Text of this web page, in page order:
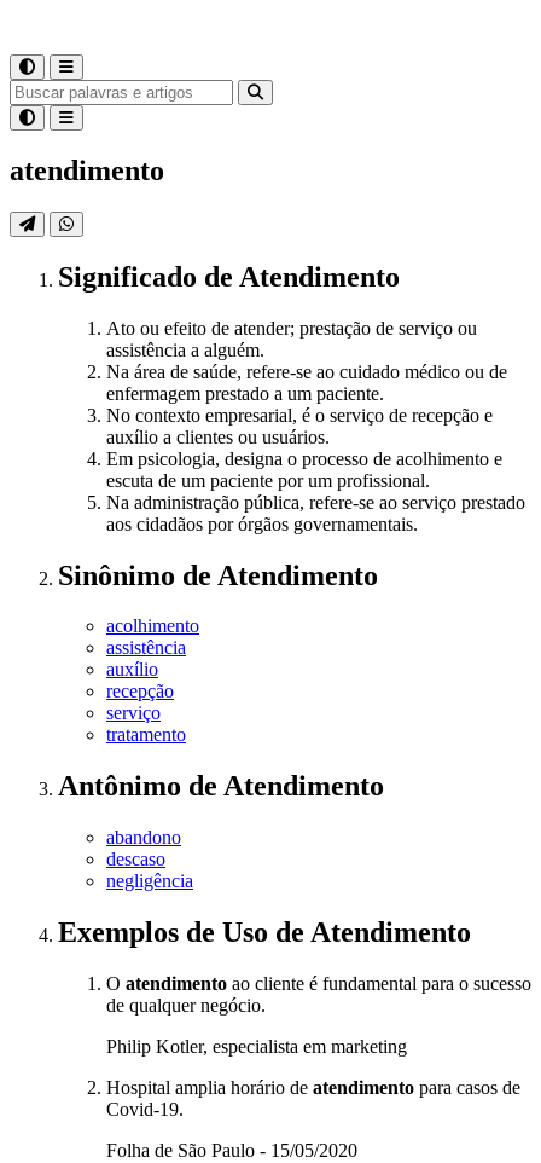
atendimento
Significado de Atendimento
Ato ou efeito de atender; prestação de serviço ou
assistência a alguém.
Na área de saúde, refere-se ao cuidado médico ou de
enfermagem prestado a um paciente.
No contexto empresarial, é o serviço de recepção e
auxílio a clientes ou usuários.
Em psicologia, designa o processo de acolhimento e
escuta de um paciente por um profissional.
Na administração pública, refere-se ao serviço prestado
aos cidadãos por órgãos governamentais.
Sinônimo de Atendimento
acolhimento
assistência
auxílio
recepção
serviço
tratamento
Antônimo de Atendimento
abandono
descaso
negligência
Exemplos de Uso de Atendimento
O atendimento ao cliente é fundamental para o sucesso
de qualquer negócio.
Philip Kotler, especialista em marketing
Hospital amplia horário de atendimento para casos de
Covid-19.
Folha de São Paulo - 15/05/2020